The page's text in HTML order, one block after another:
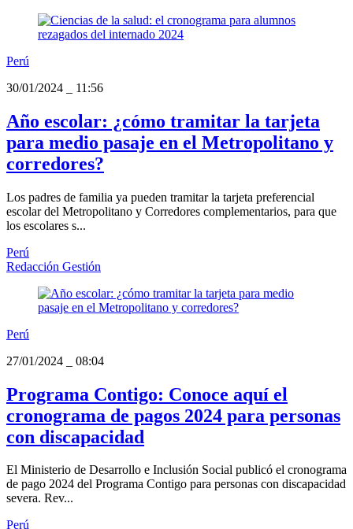
Perú
30/01/2024
11:56
Año escolar: ¿cómo tramitar la tarjeta
para medio pasaje en el Metropolitano y
corredores?
Los padres de familia ya pueden tramitar la tarjeta preferencial
escolar del Metropolitano y Corredores complementarios, para que
los escolares s...
Perú
Redacción Gestión
Perú
27/01/2024
08:04
Programa Contigo: Conoce aquí el
cronograma de pagos 2024 para personas
con discapacidad
El Ministerio de Desarrollo e Inclusión Social publicó el cronograma
de pago 2024 del Programa Contigo para personas con discapacidad
severa. Rev...
Perú